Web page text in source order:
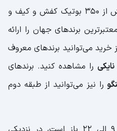
مرکز خرید دارای 5 طبقه و بیش از 350 بوتیک کفش و کیف و
برند‌های جهان را ارائه
می‌توانید برندهای معروف
را مشاهده کنید. برندهای
را نیز می‌توانید از طبقه دوم